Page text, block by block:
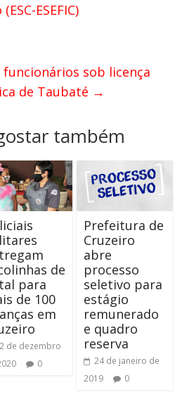
ESEFIC)
funcionários sob licença
de Taubaté →
também
de
para
de 100
em
de dezembro
0
Prefeitura de
Cruzeiro
abre
processo
seletivo para
estágio
remunerado
e quadro
reserva
24 de janeiro de
2019
0